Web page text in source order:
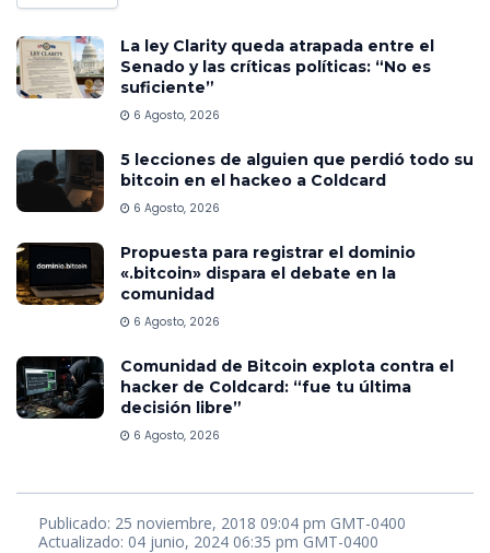
La ley Clarity queda atrapada entre el
Senado y las críticas políticas: “No es
suficiente”
6 Agosto, 2026
5 lecciones de alguien que perdió todo su
bitcoin en el hackeo a Coldcard
6 Agosto, 2026
Propuesta para registrar el dominio
«.bitcoin» dispara el debate en la
comunidad
6 Agosto, 2026
Comunidad de Bitcoin explota contra el
hacker de Coldcard: “fue tu última
decisión libre”
6 Agosto, 2026
Publicado: 25 noviembre, 2018 09:04 pm GMT-0400
Actualizado: 04 junio, 2024 06:35 pm GMT-0400